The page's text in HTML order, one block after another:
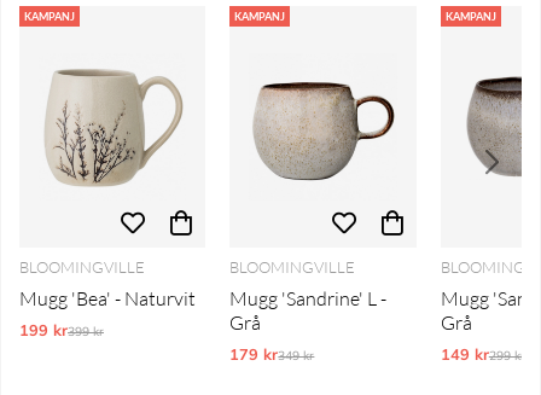
KAMPANJ
BLOOMINGVILLE
Mugg 'Bea' - Naturvit
199 krOrdinarie pris:
399 kr
KAMPANJ
BLOOMINGVILLE
Mugg 'Sandrine' L -
Grå
179 krOrdinarie pris:
349 kr
KAMPANJ
Mugg
Grå
149 kr299 kr